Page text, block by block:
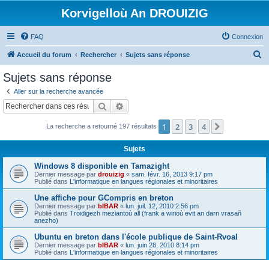
Korvigelloù An DROUIZIG
FAQ Connexion
Accueil du forum Rechercher Sujets sans réponse
c
Sujets sans réponse
Aller sur la recherche avancée
Rechercher
La recherche a retourné 197 résultats 1 2 3 4
Sujets
Windows 8 disponible en Tamazight
Dernier message par drouizig « sam. févr. 16, 2013 9:17 pm
Publié dans L'informatique en langues régionales et minoritaires
Une affiche pour GCompris en breton
Dernier message par bIBAR « lun. juil. 12, 2010 2:56 pm
Publié dans Troidigezh meziantoù all (frank a wirioù evit an darn vrasañ
anezho)
Ubuntu en breton dans l'école publique de Saint-Rvoal
Dernier message par bIBAR « lun. juin 28, 2010 8:14 pm
Publié dans L'informatique en langues régionales et minoritaires